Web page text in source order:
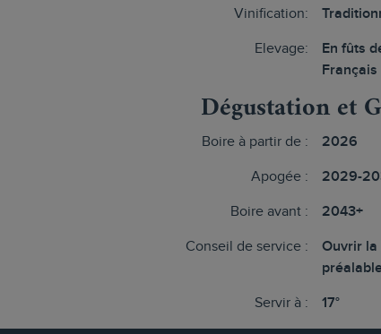
Vinification:
Elevage:
En fûts
Français
Dégustation et
Boire à partir de : 2026
Apogée : 2029-
Boire avant : 2043+
Conseil de service :
Ouvrir la
Servir à : 17°